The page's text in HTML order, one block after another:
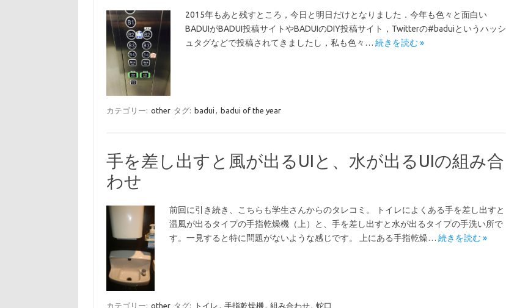
2015年もあと残すところ，今日と明日だけとなりました．今年も色々と面白い
BADUIがBADUI投稿サイトやBADUIのDIY投稿サイト，Twitterの#baduiというハッシ
ュタグなどで投稿されてきましたし，私も色々… 続きを読む »
カテゴリー: other タグ: badui , badui of the year
手を差し出すと風が出るUIと、水が出るUIの組み合
わせ
前回に引き続き、こちらも学生さんからのタレコミ。 トイレによくある手を差し出すと
温風が出るタイプの手指乾燥機（上）と、手を差し出すと水が出るタイプの手洗い所で
す。一見すると特に問題がないような感じです。 上にある手指乾燥… 続きを読む »
カテゴリー: other タグ: トイレ , 手指乾燥機, 組み合わせ, 蛇口